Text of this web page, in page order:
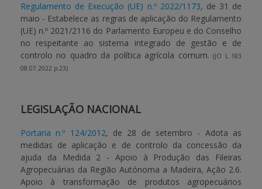
Regulamento de Execução (UE) n.º 2022/1173, de 31 de
maio - Estabelece as regras de aplicação do Regulamento
(UE) n.º 2021/2116 do Parlamento Europeu e do Conselho
no respeitante ao sistema integrado de gestão e de
controlo no quadro da política agrícola comum.(JO L 183
08.07.2022 p.23)
LEGISLAÇÃO NACIONAL
Portaria n.º 124/2012, de 28 de setembro - Adota as
medidas de aplicação e de controlo da concessão da
ajuda da Medida 2 - Apoio à Produção das Fileiras
Agropecuárias da Região Autónoma a Madeira, Ação 2.6.
Apoio à transformação de produtos agropecuários